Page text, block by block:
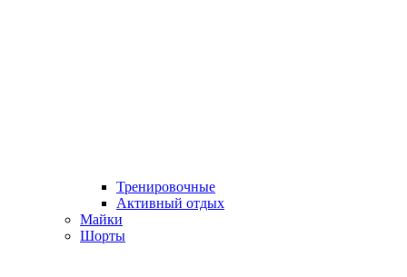
Тренировочные
Активный отдых
Майки
Шорты